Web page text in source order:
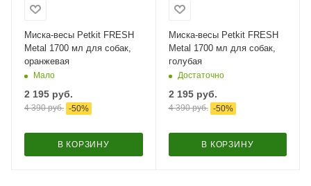
Миска-весы Petkit FRESH
Metal 1700 мл для собак,
оранжевая
Мало
2 195 руб.
4 390руб. -50%
В КОРЗИНУ
Миска-весы Petkit FRESH
Metal 1700 мл для собак,
голубая
Достаточно
2 195руб.
4 390руб. -50%
В КОРЗИНУ